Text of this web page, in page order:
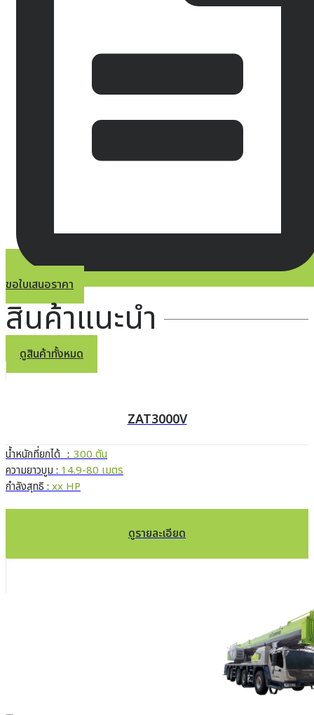
ขอใบเสนอราคา
สินค้าแนะนำ
ดูสินค้าทั้งหมด
ZAT3000V
น้ำหนักที่ยกได้ ：300 ตัน
ความยาวบูม :14.9-80 เมตร
กำลังสุทธิ :xx HP
ดูรายละเอียด